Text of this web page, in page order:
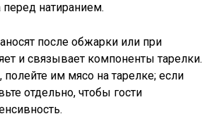
натиранием.
после обжарки или при
и связывает компоненты тарелки.
полейте им мясо на тарелке; если
отдельно, чтобы гости